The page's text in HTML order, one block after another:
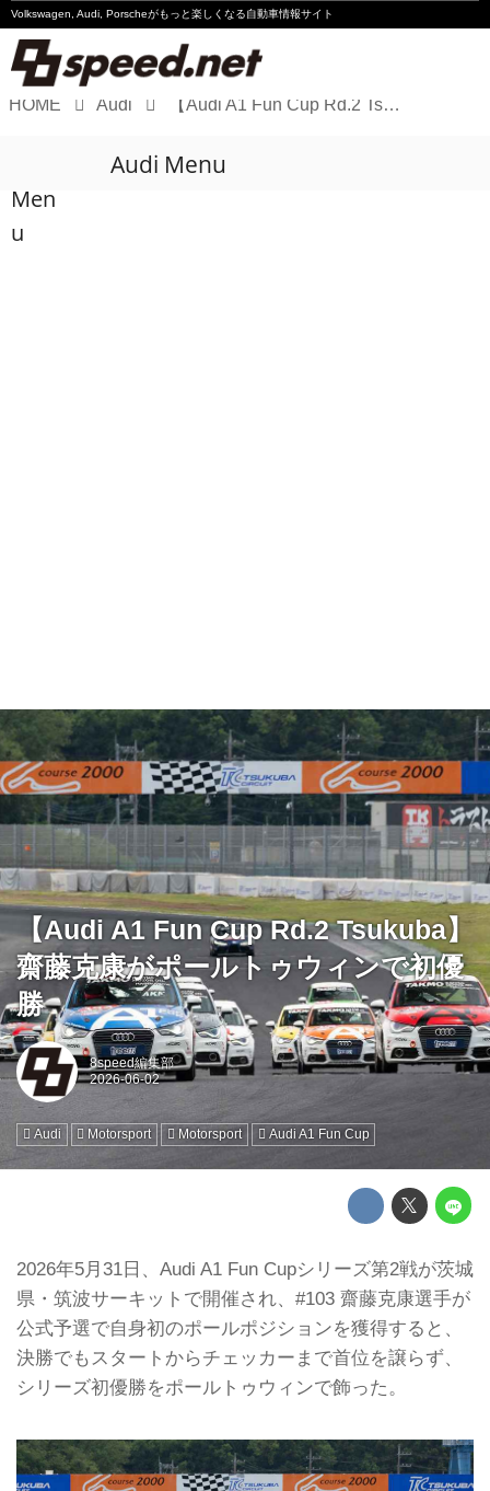
Volkswagen, Audi, Porscheがもっと楽しくなる自動車情報サイト
Audi
HOME Audi 【Audi A1 Fun Cup Rd.2 Tsukuba】齋藤克康がポールトゥウィンで初優勝
Men
u
Audi Menu
【Audi A1 Fun Cup Rd.2 Tsukuba】
齋藤克康がポールトゥウィンで初優
勝
8speed編集部
Audi Motorsport Motorsport Audi A1 Fun Cup
2026年5月31日、Audi A1 Fun Cupシリーズ第2戦が茨城
県・筑波サーキットで開催され、#103 齋藤克康選手が
公式予選で自身初のポールポジションを獲得すると、
決勝でもスタートからチェッカーまで首位を譲らず、
シリーズ初優勝をポールトゥウィンで飾った。